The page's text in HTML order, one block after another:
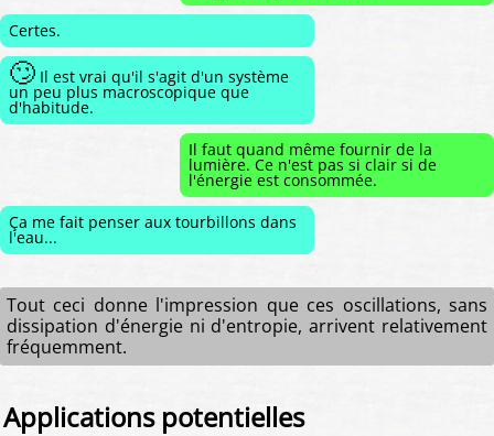
Certes.
🙄 Il est vrai qu'il s'agit d'un système
un peu plus macroscopique que
d'habitude.
Il faut quand même fournir de la
lumière. Ce n'est pas si clair si de
l'énergie est consommée.
Ça me fait penser aux tourbillons dans
l'eau...
Tout ceci donne l'impression que ces oscillations, sans
dissipation d'énergie ni d'entropie, arrivent relativement
fréquemment.
Applications potentielles